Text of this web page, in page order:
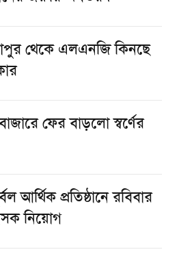
থেকে এলএনজি কিনছে
ফের বাড়লো স্বর্ণের
আর্থিক প্রতিষ্ঠানে রবিবার
নিয়োগ